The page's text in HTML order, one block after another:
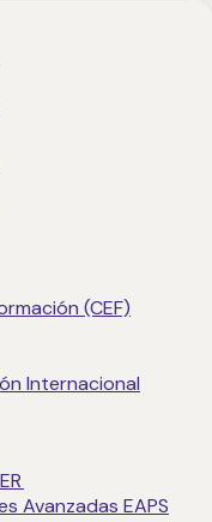
(CEF)
Internacional
Avanzadas EAPS